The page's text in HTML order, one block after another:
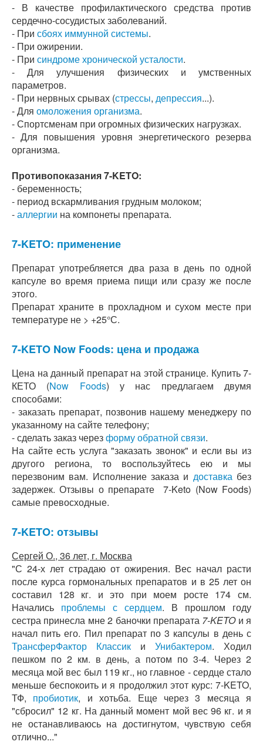
- В качестве профилактического средства против
сердечно-сосудистых заболеваний.
- При сбоях иммунной системы.
- При ожирении.
- При синдроме хронической усталости.
- Для улучшения физических и умственных
параметров.
- При нервных срывах (стрессы, депрессия...).
- Для омоложения организма.
- Спортсменам при огромных физических нагрузках.
- Для повышения уровня энергетического резерва
организма.
Противопоказания 7-KETO:
- беременность;
- период вскармливания грудным молоком;
-аллергии на компонеты препарата.
7-KETO: применение
Препарат употребляется два раза в день по одной
капсуле во время приема пищи или сразу же после
этого.
Препарат храните в прохладном и сухом месте при
температуре не > +25°С.
7-KETO Now Foods: цена и продажа
Цена на данный препарат на этой странице. Купить 7-
КЕТО (Now Foods) у нас предлагаем двумя
способами:
- заказать препарат, позвонив нашему менеджеру по
указанному на сайте телефону;
- сделать заказ черезформу обратной связи.
На сайте есть услуга "заказать звонок" и если вы из
другого региона, то воспользуйтесь ею и мы
перезвоним вам. Исполнение заказа и доставкабез
задержек. Отзывы о препарате 7-Keto (Now Foods)
самые превосходные.
7-KETO: отзывы
Сергей О., 36 лет, г. Москва
"С 24-х лет страдаю от ожирения. Вес начал расти
после курса гормональных препаратов и в 25 лет он
составил 128 кг. и это при моем росте 174 см.
Начались проблемы с сердцем. В прошлом году
сестра принесла мне 2 баночки препарата 7-KETOи я
начал пить его. Пил препарат по 3 капсулы в день с
ТрансферФактор Классик и Унибактером. Ходил
пешком по 2 км. в день, а потом по 3-4. Через 2
месяца мой вес был 119 кг., но главное - сердце стало
меньше беспокоить и я продолжил этот курс: 7-KETO,
ТФ, пробиотик, и хотьба. Еще через 3 месяца я
"сбросил" 12 кг. На данный момент мой вес 96 кг. и я
не останавливаюсь на достигнутом, чувствую себя
отлично..."